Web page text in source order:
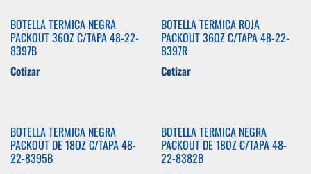
BOTELLA TERMICA NEGRA
PACKOUT 36OZ C/TAPA 48-22-
8397B
Cotizar
BOTELLA TERMICA ROJA
PACKOUT 36OZ C/TAPA 48-22-
8397R
Cotizar
BOTELLA TERMICA NEGRA
PACKOUT DE 18OZ C/TAPA 48-
22-8395B
BOTELLA TERMICA NEGRA
PACKOUT DE 18OZ C/TAPA 48-
22-8382B